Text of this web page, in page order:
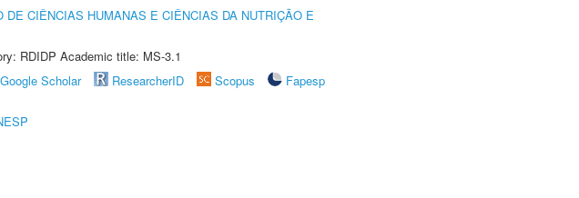
DE CIÊNCIAS HUMANAS E CIÊNCIAS DA NUTRIÇÃO E
RDIDP Academic title: MS-3.1
Google Scholar ResearcherID Scopus
Fapesp